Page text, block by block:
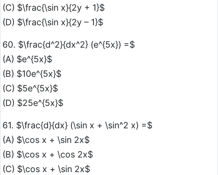
(C) $\frac{\sin x}{2y + 1}$
(D) $\frac{\sin x}{2y – 1}$
60. $\frac{d^2}{dx^2} (e^{5x}) =$
(A) $e^{5x}$
(B) $10e^{5x}$
(C) $5e^{5x}$
(D) $25e^{5x}$
61. $\frac{d}{dx} (\sin x + \sin^2 x) =$
(A) $\cos x + \sin 2x$
(B) $\cos x + \cos 2x$
(C) $\cos x + \sin 2x$